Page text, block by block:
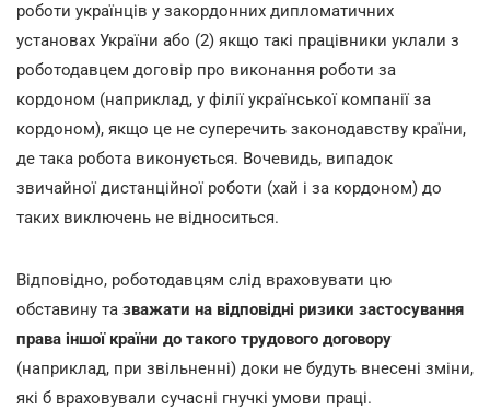
роботи українців у закордонних дипломатичних
установах України або (2) якщо такі працівники уклали з
роботодавцем договір про виконання роботи за
кордоном (наприклад, у філії української компанії за
кордоном), якщо це не суперечить законодавству країни,
де така робота виконується. Вочевидь, випадок
звичайної дистанційної роботи (хай і за кордоном) до
таких виключень не відноситься.
Відповідно, роботодавцям слід враховувати цю
обставину та зважати на відповідні ризики застосування
права іншої країни до такого трудового договору
(наприклад, при звільненні) доки не будуть внесені зміни,
які б враховували сучасні гнучкі умови праці.